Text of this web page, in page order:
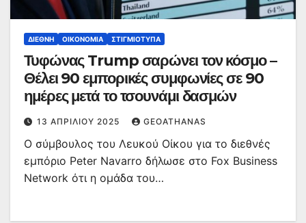
ΔΙΕΘΝΉ ΟΙΚΟΝΟΜΊΑ ΣΤΙΓΜΙΌΤΥΠΑ
Τυφώνας Trump σαρώνει τον κόσμο –
Θέλει 90 εμπορικές συμφωνίες σε 90
ημέρες μετά το τσουνάμι δασμών
13 ΑΠΡΙΛΊΟΥ 2025 GEOATHANAS
Ο σύμβουλος του Λευκού Οίκου για το διεθνές
εμπόριο Peter Navarro δήλωσε στο Fox Business
Network ότι η ομάδα του…